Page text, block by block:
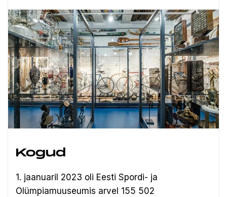
Kogud
1. jaanuaril 2023 oli Eesti Spordi- ja
Olümpiamuuseumis arvel 155 502